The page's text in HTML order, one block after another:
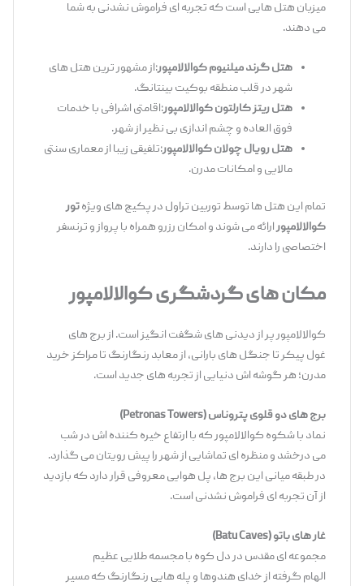
میزبان هتل ‌هایی است که تجربه ‌ای فراموش ‌نشدنی به شما
می ‌دهند.
هتل گرند میلنیوم کوالالامپور:از مشهور ترین هتل‌ های
شهر در قلب منطقه بوکیت بینتانگ.
هتل ریتز کارلتون کوالالامپور:اقامتی اشرافی با خدمات
فوق ‌العاده و چشم ‌اندازی بی ‌نظیر از شهر.
هتل رویال چولان کوالالامپور:تلفیقی زیبا از معماری سنتی
مالایی و امکانات مدرن.
تمام این هتل‌ ها توسط توربین تراول در پکیج ‌های ویژهتور
کوالالامپورارائه می ‌شوند و امکان رزرو همراه با پرواز و ترنسفر
اختصاصی را دارند.
مکان‌های گردشگری کوالالامپور
کوالالامپور پر از دیدنی ‌های شگفت ‌انگیز است. از برج ‌های
غول‌ پیکر تا جنگل ‌های بارانی، از معابد رنگارنگ تا مراکز خرید
مدرن؛ هر گوشه ‌اش دنیایی از تجربه‌ های جدید است.
های دوقلوی پتروناس(Petronas Towers)
نماد با شکوه کوالالامپور که با ارتفاع خیره‌ کننده ‌اش در شب
می ‌درخشد و منظره ‌ای تماشایی از شهر را پیش رویتان می‌ گذارد.
در طبقه میانی این برج ‌ها، پل هوایی معروفی قرار دارد که بازدید
از آن تجربه ‌ای فراموش ‌نشدنی است.
های باتو(Batu Caves)
مجموعه ‌ای مقدس در دل کوه با مجسمه طلایی عظیم
الهام ‌گرفته از خدای هندوها و پله‌ هایی رنگارنگ که مسیر